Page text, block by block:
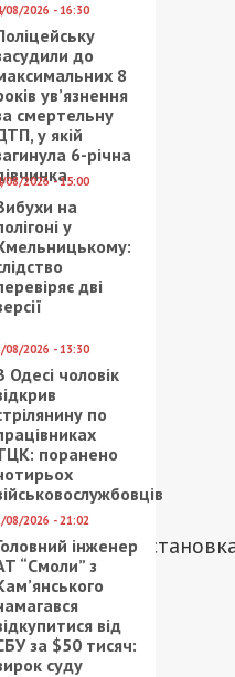
29 часов с
08/2026 - 16:30
до
8
ув’язнення
смертельну
у якій
6-річна
08/2026 - 15:00
на
у
дві
08/2026 - 13:30
Одесі чоловік
по
поранено
08/2026 - 21:02
інженер
“Смоли” з
від
за $50 тисяч:
суду